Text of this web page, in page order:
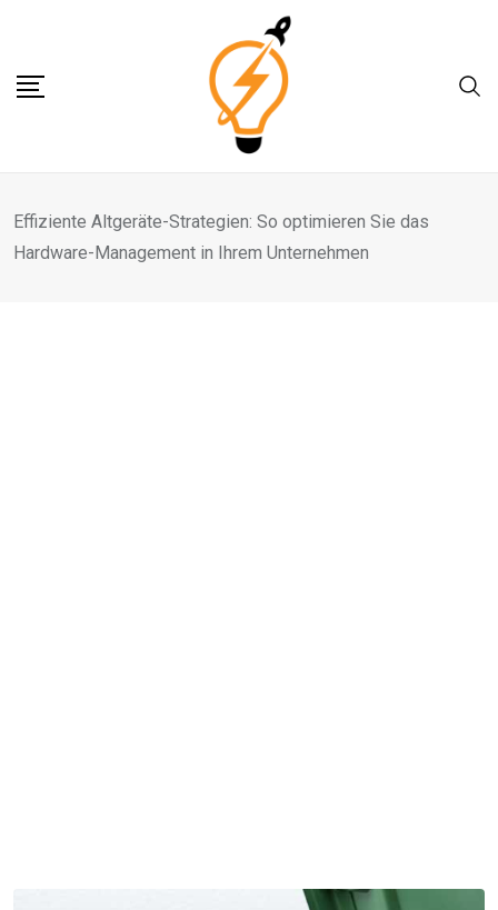
content
Effiziente Altgeräte-Strategien: So optimieren Sie das
Hardware-Management in Ihrem Unternehmen